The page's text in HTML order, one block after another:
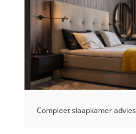
Compleet slaapkamer advies